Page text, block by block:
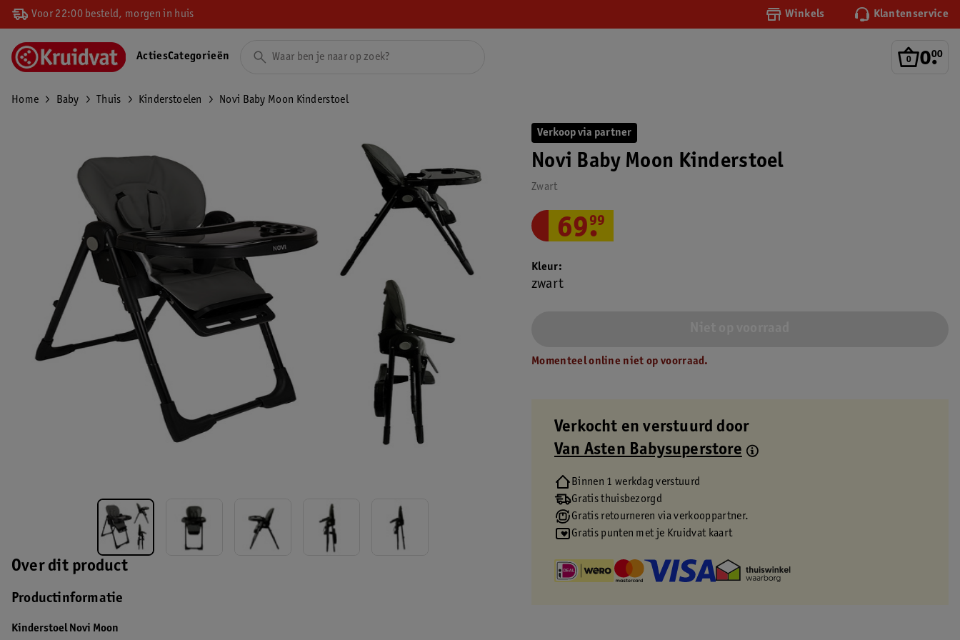
Voor 22:00 besteld, morgen in huis Winkels Klantenservice
0.
00
ActiesCategorieën
Home Baby Thuis Kinderstoelen Novi Baby Moon Kinderstoel
Over dit product
Productinformatie
Kinderstoel Novi Moon
Verkoop via partner
Novi Baby Moon Kinderstoel
Zwart
69.
99
Kleur
zwart
Momenteel online niet op voorraad.
Verkocht en verstuurd door
Van Asten Babysuperstore
Binnen 1 werkdag verstuurd
Gratis thuisbezorgd
Gratis retourneren via verkooppartner.
Gratis punten met je Kruidvat kaart